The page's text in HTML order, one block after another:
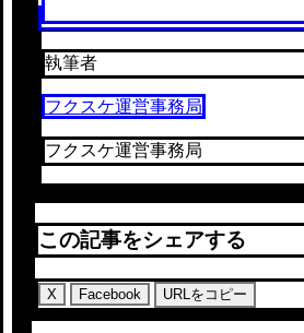
執筆者
フクスケ運営事務局
フクスケ運営事務局
この記事をシェアする
X Facebook URLをコピー